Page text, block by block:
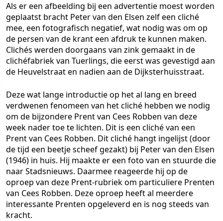
Als er een afbeelding bij een advertentie moest worden
geplaatst bracht Peter van den Elsen zelf een cliché
mee, een fotografisch negatief, wat nodig was om op
de persen van de krant een afdruk te kunnen maken.
Clichés werden doorgaans van zink gemaakt in de
clichéfabriek van Tuerlings, die eerst was gevestigd aan
de Heuvelstraat en nadien aan de Dijksterhuisstraat.
Deze wat lange introductie op het al lang en breed
verdwenen fenomeen van het cliché hebben we nodig
om de bijzondere Prent van Cees Robben van deze
week nader toe te lichten. Dit is een cliché van een
Prent van Cees Robben. Dit cliché hangt ingelijst (door
de tijd een beetje scheef gezakt) bij Peter van den Elsen
(1946) in huis. Hij maakte er een foto van en stuurde die
naar Stadsnieuws. Daarmee reageerde hij op de
oproep van deze Prent-rubriek om particuliere Prenten
van Cees Robben. Deze oproep heeft al meerdere
interessante Prenten opgeleverd en is nog steeds van
kracht.